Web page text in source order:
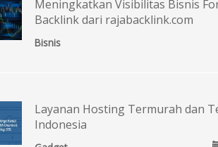
Meningkatkan Visibilitas Bisnis
Backlink dari rajabacklink.com
Bisnis
Layanan Hosting Termurah dan
Indonesia